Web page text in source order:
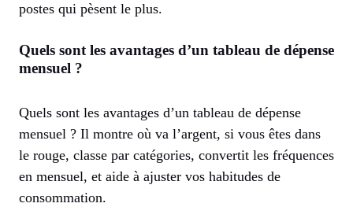
postes qui pèsent le plus.
Quels sont les avantages d’un tableau de dépense
mensuel ?
Quels sont les avantages d’un tableau de dépense
mensuel ? Il montre où va l’argent, si vous êtes dans
le rouge, classe par catégories, convertit les fréquences
en mensuel, et aide à ajuster vos habitudes de
consommation.